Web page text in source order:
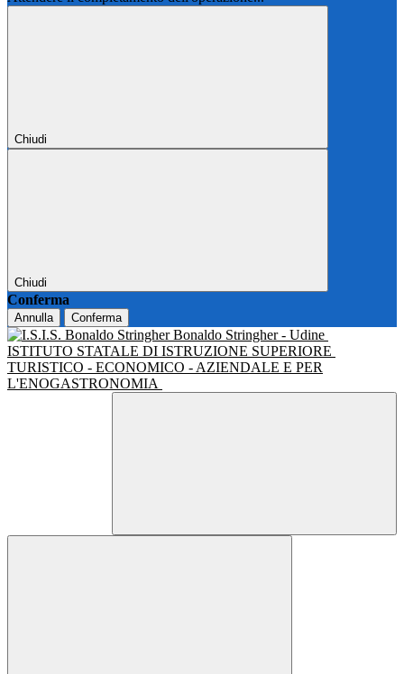
Chiudi
Chiudi
Conferma
Annulla Conferma
Bonaldo Stringher - Udine
ISTITUTO STATALE DI ISTRUZIONE SUPERIORE
TURISTICO - ECONOMICO - AZIENDALE E PER
L'ENOGASTRONOMIA